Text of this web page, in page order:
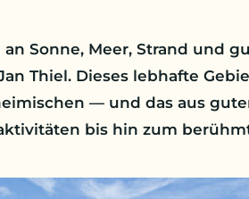
Sonne, Meer, Strand und
Thiel. Dieses lebhafte
— und das aus
bis hin zum